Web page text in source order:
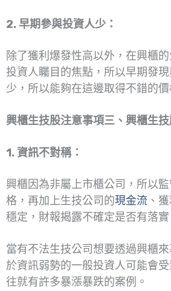
2. 早期參與投資人少：
除了獲利爆發性高以外，在興櫃
投資人矚目的焦點，所以早期發
少，所以能夠在這邊取得不錯的價
興櫃生技股注意事項三、興櫃生
1. 資訊不對稱：
興櫃因為非屬上市櫃公司，所以
格，再加上生技公司的現金流 、
穩定，財報揭露不確定是否有落實
當有不法生技公司想要透過興櫃
於資訊弱勢的一般投資人可能會
往就有許多暴漲暴跌的案例。